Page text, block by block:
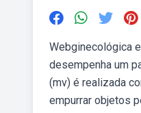
Webginecológica
desempenha um
(mv) é realizada
empurrar objetos